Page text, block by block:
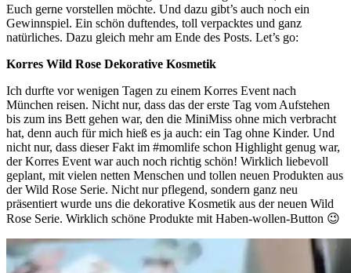
Euch gerne vorstellen möchte. Und dazu gibt’s auch noch ein
Gewinnspiel. Ein schön duftendes, toll verpacktes und ganz
natürliches. Dazu gleich mehr am Ende des Posts. Let’s go:
Korres Wild Rose Dekorative Kosmetik
Ich durfte vor wenigen Tagen zu einem Korres Event nach
München reisen. Nicht nur, dass das der erste Tag vom Aufstehen
bis zum ins Bett gehen war, den die MiniMiss ohne mich verbracht
hat, denn auch für mich hieß es ja auch: ein Tag ohne Kinder. Und
nicht nur, dass dieser Fakt im #momlife schon Highlight genug war,
der Korres Event war auch noch richtig schön! Wirklich liebevoll
geplant, mit vielen netten Menschen und tollen neuen Produkten aus
der Wild Rose Serie. Nicht nur pflegend, sondern ganz neu
präsentiert wurde uns die dekorative Kosmetik aus der neuen Wild
Rose Serie. Wirklich schöne Produkte mit Haben-wollen-Button 😉